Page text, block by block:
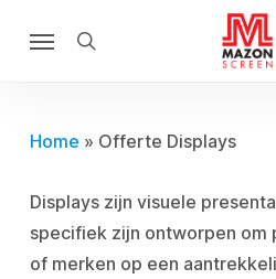
search
Home » Offerte Displays
Displays zijn visuele
specifiek zijn ontworpen om
of merken op een